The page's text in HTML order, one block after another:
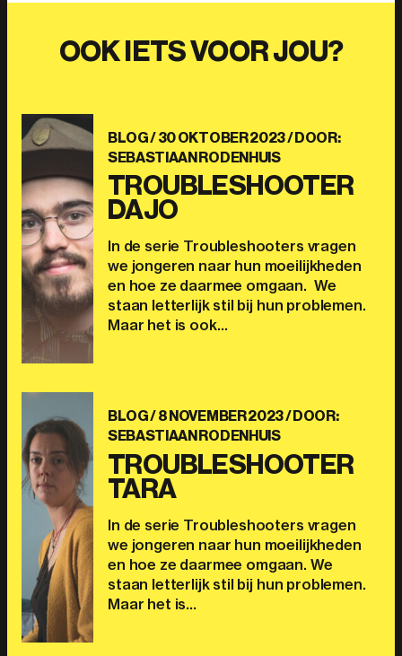
OOK IETS VOOR JOU?
BLOG /30 OKTOBER 2023/ DOOR:
SEBASTIAAN RODENHUIS
TROUBLESHOOTER
DAJO
In de serie Troubleshooters vragen
we jongeren naar hun moeilijkheden
en hoe ze daarmee omgaan. We
staan letterlijk stil bij hun problemen.
Maar het is ook…
BLOG /8 NOVEMBER 2023/ DOOR:
SEBASTIAAN RODENHUIS
TROUBLESHOOTER
TARA
In de serie Troubleshooters vragen
we jongeren naar hun moeilijkheden
en hoe ze daarmee omgaan. We
staan letterlijk stil bij hun problemen.
Maar het is…